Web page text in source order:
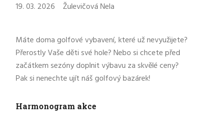
19. 03. 2026 Žulevičová Nela
Máte doma golfové vybavení, které už nevyužijete?
Přerostly Vaše děti své hole? Nebo si chcete před
začátkem sezóny doplnit výbavu za skvělé ceny?
Pak si nenechte ujít náš golfový bazárek!
Harmonogram akce